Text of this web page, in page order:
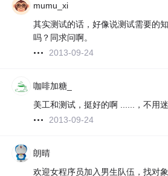
mumu_xi
其实测试的话，好像说测试需要的
吗？同求问啊。
2013-09-24
咖啡加糖_
美工和测试，挺好的啊 ......，不用迷
2013-09-24
朗晴
欢迎女程序员加入男生队伍，找对